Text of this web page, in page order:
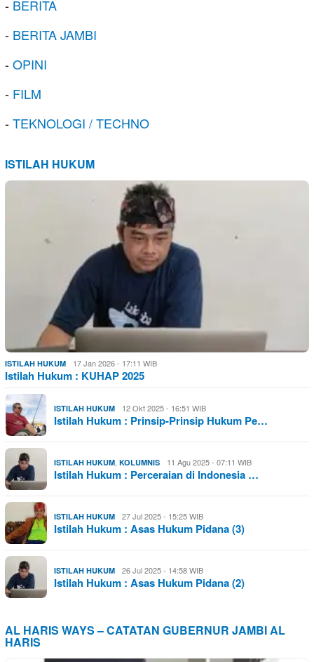
- BERITA
- BERITA JAMBI
-OPINI
- FILM
-TEKNOLOGI / TECHNO
ISTILAH HUKUM
ISTILAH HUKUM 17 Jan 2026 - 17:11 WIB
Istilah Hukum : KUHAP 2025
ISTILAH HUKUM 12 Okt 2025 - 16:51 WIB
Istilah Hukum : Prinsip-Prinsip Hukum Pe…
ISTILAH HUKUM, KOLUMNIS 11 Agu 2025 - 07:11 WIB
Istilah Hukum : Perceraian di Indonesia …
ISTILAH HUKUM 27 Jul 2025 - 15:25 WIB
Istilah Hukum : Asas Hukum Pidana (3)
ISTILAH HUKUM 26 Jul 2025 - 14:58 WIB
Istilah Hukum : Asas Hukum Pidana (2)
AL HARIS WAYS – CATATAN GUBERNUR JAMBI AL
HARIS